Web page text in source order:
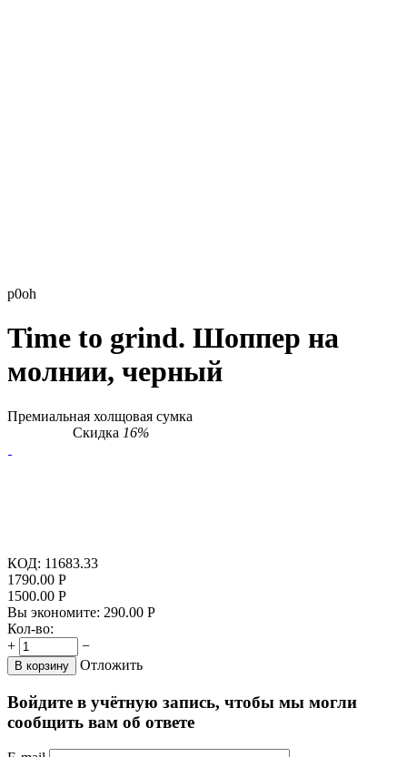
p0oh
Time to grind. Шоппер на
молнии, черный
Премиальная холщовая сумка
Скидка 16%
КОД: 11683.33
1790.00 Р
1500.00 Р
Вы экономите: 290.00 Р
Кол-во:
+
−
В корзину Отложить
Войдите в учётную запись, чтобы мы могли
сообщить вам об ответе